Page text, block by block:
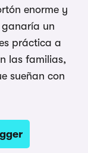
enorme y
un
práctica a
las familias,
sueñan con